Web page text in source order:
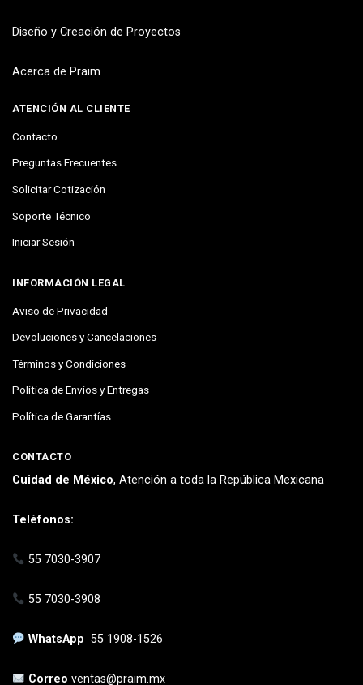
Diseño y Creación de Proyectos
Acerca de Praim
ATENCIÓN AL CLIENTE
Contacto
Preguntas Frecuentes
Solicitar Cotización
Soporte Técnico
Iniciar Sesión
INFORMACIÓN LEGAL
Aviso de Privacidad
Devoluciones y Cancelaciones
Términos y Condiciones
Política de Envíos y Entregas
Política de Garantías
CONTACTO
Cuidad de México, Atención a toda la República Mexicana
Teléfonos:
55 7030-3907
55 7030-3908
WhatsApp55 1908-1526
Correoventas@praim.mx